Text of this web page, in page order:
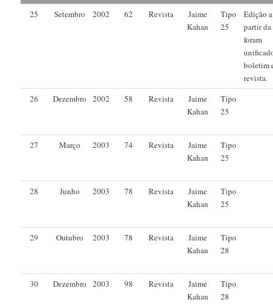
25 Setembro 2002 62 Revista
Jaime
Kahan
Tipo
25
Edição a
partir
foram
boletim
revista.
26
Dezembro 2002 58 Revista
Jaime
Kahan
Tipo
25
27 Março 2003 74 Revista
Jaime
Kahan
Tipo
25
28 Junho 2003 78 Revista
Jaime
Kahan
Tipo
25
29 Outubro 2003 78 Revista
Jaime
Kahan
Tipo
28
30 Dezembro 2003 98 Revista
Jaime
Kahan
Tipo
28